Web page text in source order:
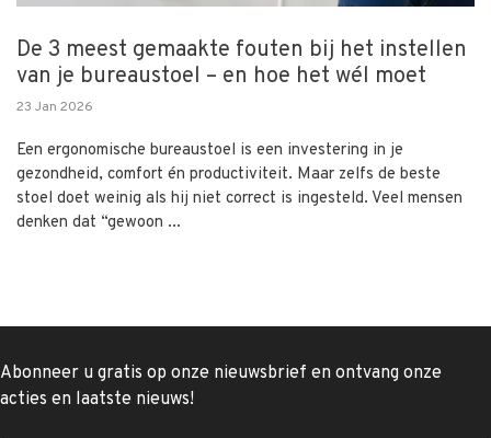
De 3 meest gemaakte fouten bij het instellen
van je bureaustoel – en hoe het wél moet
23 Jan 2026
Een ergonomische bureaustoel is een investering in je
gezondheid, comfort én productiviteit. Maar zelfs de beste
stoel doet weinig als hij niet correct is ingesteld. Veel mensen
denken dat “gewoon ...
Abonneer u gratis op onze nieuwsbrief en ontvang onze
acties en laatste nieuws!